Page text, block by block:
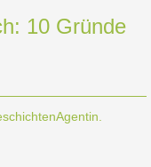
10 Gründe